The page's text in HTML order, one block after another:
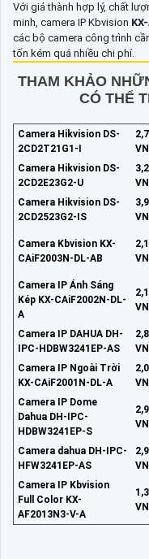
Với giá thành hợp lý, chất
minh, camera IP Kbvision
các bộ camera công trình
tốn kém quá nhiều chi phí.
THAM KHẢO
CÓ THỂ
Camera Hikvision DS-
2CD2T21G1-I
Camera Hikvision DS-
2CD2E23G2-U
Camera Hikvision DS-
2CD2523G2-IS
Camera Kbvision KX-
CAiF2003N-DL-AB
Camera IP Ánh Sáng
Kép KX-CAiF2002N-DL-
A
Camera IP DAHUA DH-
IPC-HDBW3241EP-AS
Camera IP Ngoài Trời
KX-CAiF2001N-DL-A
Camera IP Dome
Dahua DH-IPC-
HDBW3241EP-S
Camera dahua DH-IPC-
HFW3241EP-AS
Camera IP Kbvision
Full Color KX-
AF2013N3-V-A